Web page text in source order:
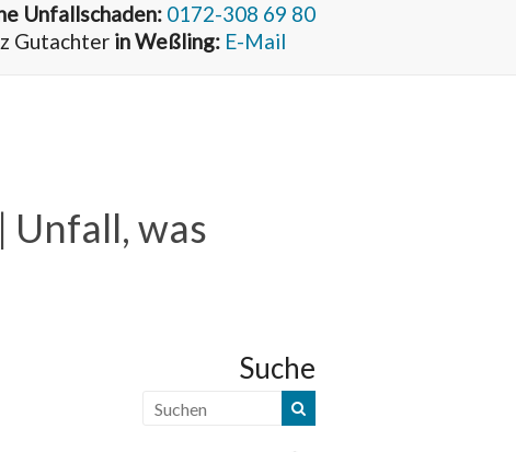
Unfallschaden: 0172-308 69 80
Gutachter in Weßling: E-Mail
Unfall, was
Suche